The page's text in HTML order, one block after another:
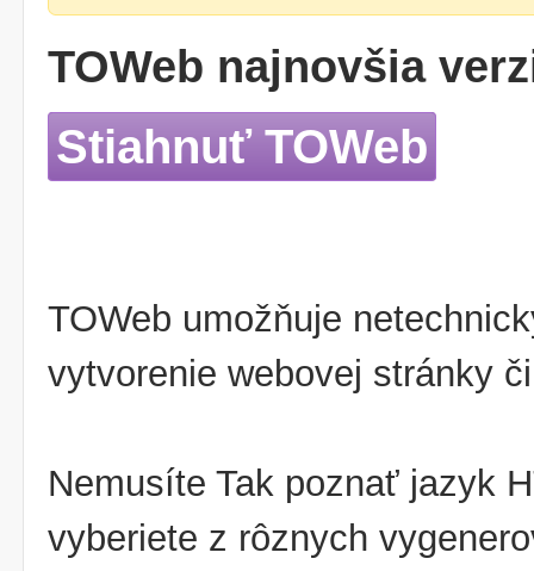
TOWeb najnovšia
Stiahnuť TOWeb
TOWeb umožňuje
vytvorenie webovej stránky
Nemusíte Tak poznať jazyk
vyberiete z rôznych